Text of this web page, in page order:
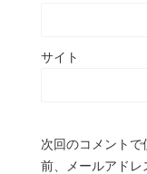
サイト
次回のコメントで
前、メールアドレ